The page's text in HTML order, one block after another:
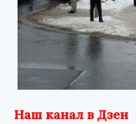
Наш канал в Дзен